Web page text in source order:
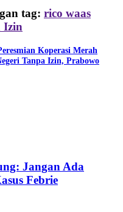
tag: rico waas
Izin
Koperasi Merah
Tanpa Izin, Prabowo
Jangan Ada
Febrie